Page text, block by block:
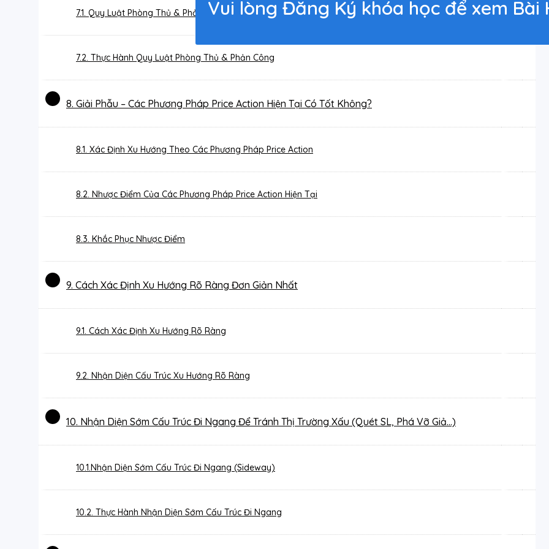
7.1. Quy Luật Phòng Thủ & Phản Công
7.2. Thực Hành Quy Luật Phòng Thủ & Phản Công
8. Giải Phẫu – Các Phương Pháp Price Action Hiện Tại Có Tốt Không?
8.1. Xác Định Xu Hướng Theo Các Phương Pháp Price Action
8.2. Nhược Điểm Của Các Phương Pháp Price Action Hiện Tại
8.3. Khắc Phục Nhược Điểm
9. Cách Xác Định Xu Hướng Rõ Ràng Đơn Giản Nhất
9.1. Cách Xác Định Xu Hướng Rõ Ràng
9.2. Nhận Diện Cấu Trúc Xu Hướng Rõ Ràng
10. Nhận Diện Sớm Cấu Trúc Đi Ngang Để Tránh Thị Trường Xấu (Quét SL, Phá Vỡ Giả…)
10.1.Nhận Diện Sớm Cấu Trúc Đi Ngang (Sideway)
10.2. Thực Hành Nhận Diện Sớm Cấu Trúc Đi Ngang
Vui lòng Đăng Ký khóa học để xem Bài